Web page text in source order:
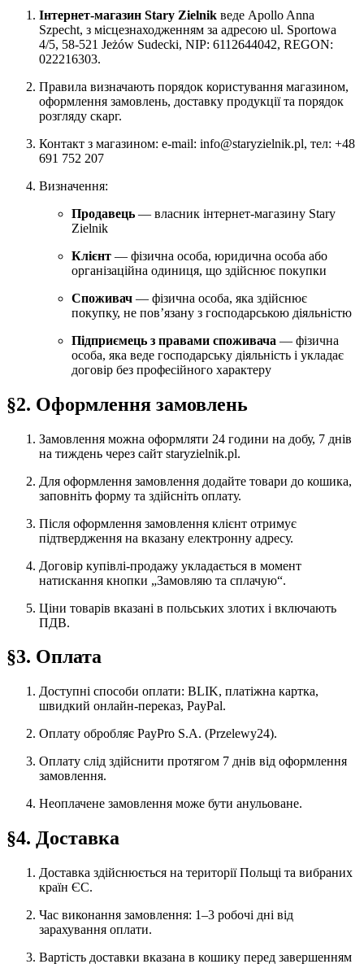
Інтернет-магазин Stary Zielnik веде Apollo Anna
Szpecht, з місцезнаходженням за адресою ul. Sportowa
4/5, 58-521 Jeżów Sudecki, NIP: 6112644042, REGON:
022216303.
Правила визначають порядок користування магазином,
оформлення замовлень, доставку продукції та порядок
розгляду скарг.
Контакт з магазином: e-mail: info@staryzielnik.pl, тел: +48
691 752 207
Визначення:
Продавець — власник інтернет-магазину Stary
Zielnik
Клієнт — фізична особа, юридична особа або
організаційна одиниця, що здійснює покупки
Споживач — фізична особа, яка здійснює
покупку, не пов’язану з господарською діяльністю
Підприємець з правами споживача — фізична
особа, яка веде господарську діяльність і укладає
договір без професійного характеру
§2. Оформлення замовлень
Замовлення можна оформляти 24 години на добу, 7 днів
на тиждень через сайт staryzielnik.pl.
Для оформлення замовлення додайте товари до кошика,
заповніть форму та здійсніть оплату.
Після оформлення замовлення клієнт отримує
підтвердження на вказану електронну адресу.
Договір купівлі-продажу укладається в момент
натискання кнопки „Замовляю та сплачую“.
Ціни товарів вказані в польських злотих і включають
ПДВ.
§3. Оплата
Доступні способи оплати: BLIK, платіжна картка,
швидкий онлайн-переказ, PayPal.
Оплату обробляє PayPro S.A. (Przelewy24).
Оплату слід здійснити протягом 7 днів від оформлення
замовлення.
Неоплачене замовлення може бути анульоване.
§4. Доставка
Доставка здійснюється на території Польщі та вибраних
країн ЄС.
Час виконання замовлення: 1–3 робочі дні від
зарахування оплати.
Вартість доставки вказана в кошику перед завершенням